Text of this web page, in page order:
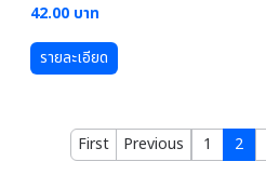
42.00 บาท
รายละเอียด
First Previous 1 2